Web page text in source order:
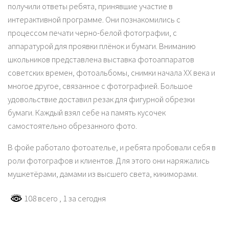
получили ответы ребята, принявшие участие в
интерактивной программе. Они познакомились с
процессом печати черно-белой фотографии, с
аппаратурой для проявки плёнок и бумаги. Вниманию
школьников представлена выставка фотоаппаратов
советских времен, фотоальбомы, снимки начала ХХ века и
многое другое, связанное с фотографией. Большое
удовольствие доставил резак для фигурной обрезки
бумаги. Каждый взял себе на память кусочек
самостоятельно обрезанного фото.
В фойе работало фотоателье, и ребята пробовали себя в
роли фотографов и клиентов. Для этого они наряжались
мушкетёрами, дамами из высшего света, кикиморами.
108 всего , 1 за сегодня